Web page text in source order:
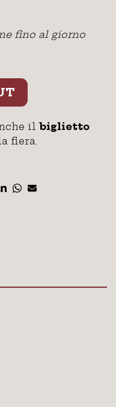
fino al giorno
il biglietto
fiera.